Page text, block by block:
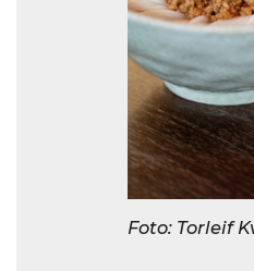
Foto: Torleif